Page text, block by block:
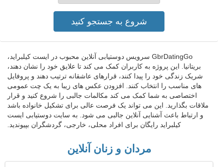
GbrDatingGo سرویس دوستیابی آنلاین محبوب در ایست کیلبراید،
بریتانیا. این پروژه به کاربران کمک می کند تا علایق خود را نشان دهند،
شریک زندگی خود را پیدا کنند، قرارهای عاشقانه ترتیب دهند و پروفایل
های مناسب را انتخاب کنند. افزودن عکس های زیبا به یک چت عمومی
اختصاصی به شما کمک می کند مکالمات جالبی را شروع کنید و قرار
ملاقات بگذارید. این می تواند یک فرصت عالی برای تشکیل خانواده باشد
و ارتباط باعث آشنایی آنلاین جالبی می شود. به سایت دوستیابی ایست
کیلبراید رایگان برای افراد محلی، خارجی، گردشگران بپیوندید.
مردان و زنان آنلاین